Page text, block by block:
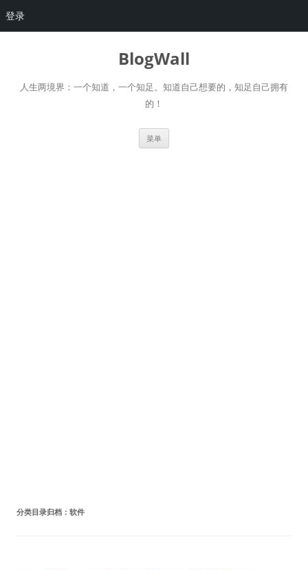
登录
跳
BlogWall
人生两境界：一个知道，一个知足。知道自己想要的，知足自己拥有
的！
菜单
分类目录归档： 软件